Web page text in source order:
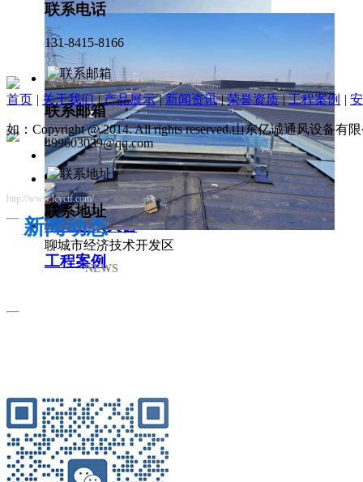
薄型通风天窗
工程案例
新闻动态
NEWS
联系电话
131-8415-8166
联系邮箱
499603039@qq.com
联系地址
聊城市经济技术开发区
http://www.lcyctf.com/
首页 | 关于我们 | 产品展示 | 新闻资讯 | 荣誉资质 | 工程案例 |
如：Copyright @ 2014. All rights reserved.山东亿诚通风设备有